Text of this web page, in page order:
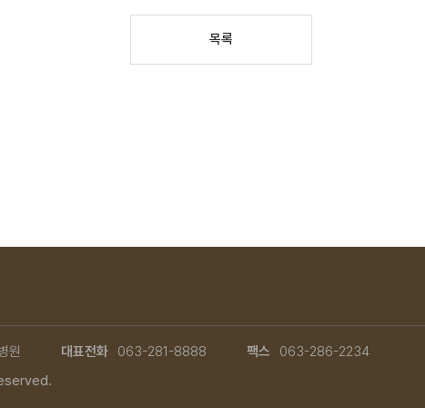
목록
원 대표전화 063-281-8888 팩스
063-286-2234